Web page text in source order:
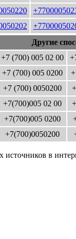
Другие
+7 (700) 005 02 00
+7 (700) 005 0200
+7 (700) 0050200
+7(700)005 02 00
+7(700)005 0200
+7(700)0050200
в